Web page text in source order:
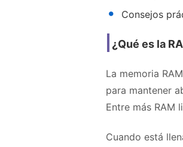
Consejos
¿Qué es la
La memoria
para mantener
Entre más RAM
Cuando está